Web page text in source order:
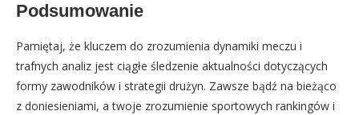
Podsumowanie
Pamiętaj, że kluczem do zrozumienia dynamiki meczu i
trafnych analiz jest ciągłe śledzenie aktualności dotyczących
formy zawodników i strategii drużyn. Zawsze bądź na bieżąco
z doniesieniami, a twoje zrozumienie sportowych rankingów i